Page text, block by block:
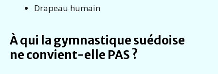
Drapeau humain
À qui la gymnastique suédoise
ne convient-elle PAS ?